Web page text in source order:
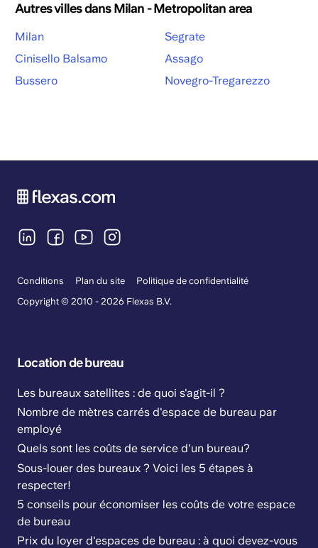
Autres villes dans Milan - Metropolitan area
Milan
Cinisello Balsamo
Bussero
Segrate
Assago
Novegro-Tregarezzo
Conditions Plan du site
Politique de confidentialité
Copyright © 2010 - 2026 Flexas B.V.
Location de bureau
Les bureaux satellites : de quoi s'agit-il ?
Nombre de mètres carrés d'espace de bureau par
employé
Quels sont les coûts de service d'un bureau?
Sous-louer des bureaux ? Voici les 5 étapes à
respecter!
5 conseils pour économiser les coûts de votre espace
de bureau
Prix du loyer d'espaces de bureau : à quoi devez-vous